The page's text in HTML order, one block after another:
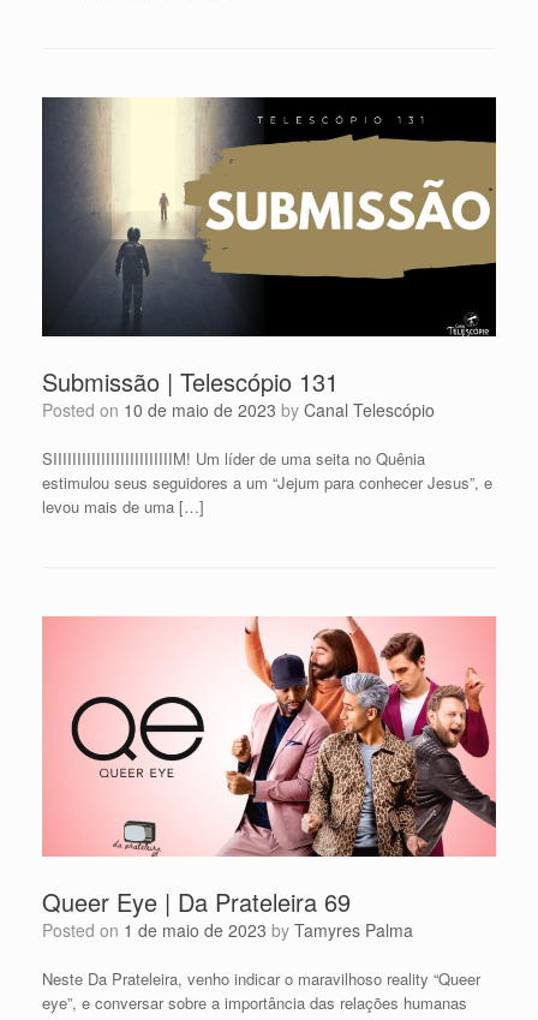
Submissão | Telescópio 131
Posted on 10 de maio de 2023 by Canal Telescópio
SIIIIIIIIIIIIIIIIIIIIIIIIIM! Um líder de uma seita no Quênia
estimulou seus seguidores a um “Jejum para conhecer Jesus”, e
levou mais de uma […]
Queer Eye | Da Prateleira 69
Posted on 1 de maio de 2023 by Tamyres Palma
Neste Da Prateleira, venho indicar o maravilhoso reality “Queer
eye”, e conversar sobre a importância das relações humanas